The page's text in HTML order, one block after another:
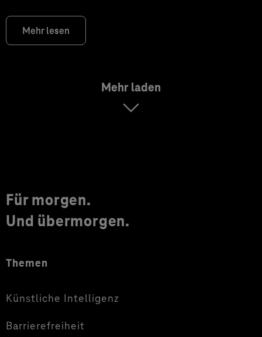
Mehr lesen
Mehr laden
Für morgen.
Und übermorgen.
Themen
Künstliche Intelligenz
Barrierefreiheit